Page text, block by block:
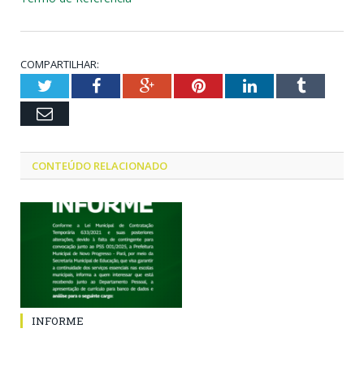
COMPARTILHAR:
TwitterFacebookGoogle+PinterestLinkedInTumblr
Email
CONTEÚDO RELACIONADO
INFORME